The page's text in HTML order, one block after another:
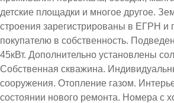
детские площадки и многое другое.
строения зарегистрированы в ЕГРН и
покупателю в собственность.
45кВт. Дополнительно установлены
Собственная скважина.
сооружения. Отопление газом.
состоянии нового ремонта. Номера с